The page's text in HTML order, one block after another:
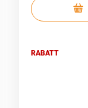
RABATT